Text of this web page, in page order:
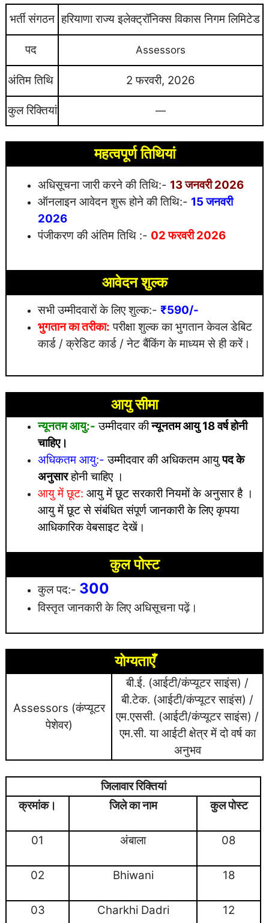
भर्ती संगठन हरियाणा राज्य इलेक्ट्रॉनिक्स विकास निगम लिमिटेड
पद Assessors
अंतिम तिथि 2 फरवरी, 2026
कुल रिक्तियां —
महत्वपूर्ण तिथियां
अधिसूचना जारी करने की तिथि:- 13 जनवरी 2026
ऑनलाइन आवेदन शुरू होने की तिथि:- 15 जनवरी
2026
पंजीकरण की अंतिम तिथि :- 02 फरवरी 2026
आवेदन शुल्क
सभी उम्मीदवारों के लिए शुल्क:- ₹590/-
भुगतान का तरीका: परीक्षा शुल्क का भुगतान केवल डेबिट
कार्ड / क्रेडिट कार्ड / नेट बैंकिंग के माध्यम से ही करें।
आयु सीमा
न्यूनतम आयु:- उम्मीदवार कीन्यूनतम आयु 18 वर्ष होनी
चाहिए।
अधिकतम आयु:- उम्मीदवार की अधिकतम आयुपद के
अनुसारहोनी चाहिए ।
आयु में छूट: आयु में छूट सरकारी नियमों के अनुसार है।
आयु में छूट से संबंधित संपूर्ण जानकारी के लिए कृपया
आधिकारिक वेबसाइट देखें।
कुल पोस्ट
कुल पद:- 300
विस्तृत जानकारी के लिए अधिसूचना पढ़ें।
योग्यताएँ
Assessors (कंप्यूटर
पेशेवर)
बी.ई. (आईटी/कंप्यूटर साइंस) /
बी.टेक. (आईटी/कंप्यूटर साइंस) /
एम.एससी. (आईटी/कंप्यूटर साइंस) /
एम.सी. या आईटी क्षेत्र में दो वर्ष का
अनुभव
जिलावार रिक्तियां
क्रमांक।
जिले का नाम कुल पोस्ट
01 अंबाला 08
02 Bhiwani 18
03 Charkhi Dadri 12